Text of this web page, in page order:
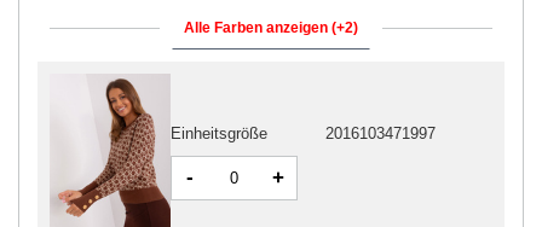
Alle Farben anzeigen (+2)
Einheitsgröße 2016103471997
- +